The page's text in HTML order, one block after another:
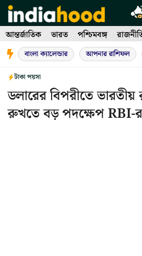
Skip
to
content
আন্তর্জাতিক ভারত পশ্চিমবঙ্গ
বাংলা ক্যালেন্ডার আপনার রাশিফল
টাকা পয়সা
ডলারের বিপরীতে
রুখতে বড় পদক্ষেপ RBI-র